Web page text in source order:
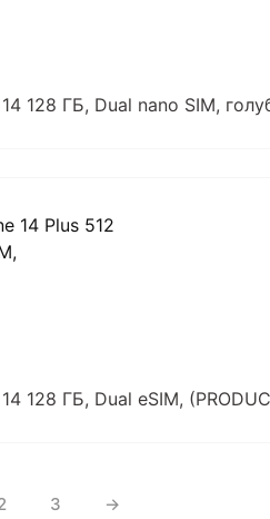
128 ГБ, Dual nano SIM,
128 ГБ, Dual еSIM,
3 →